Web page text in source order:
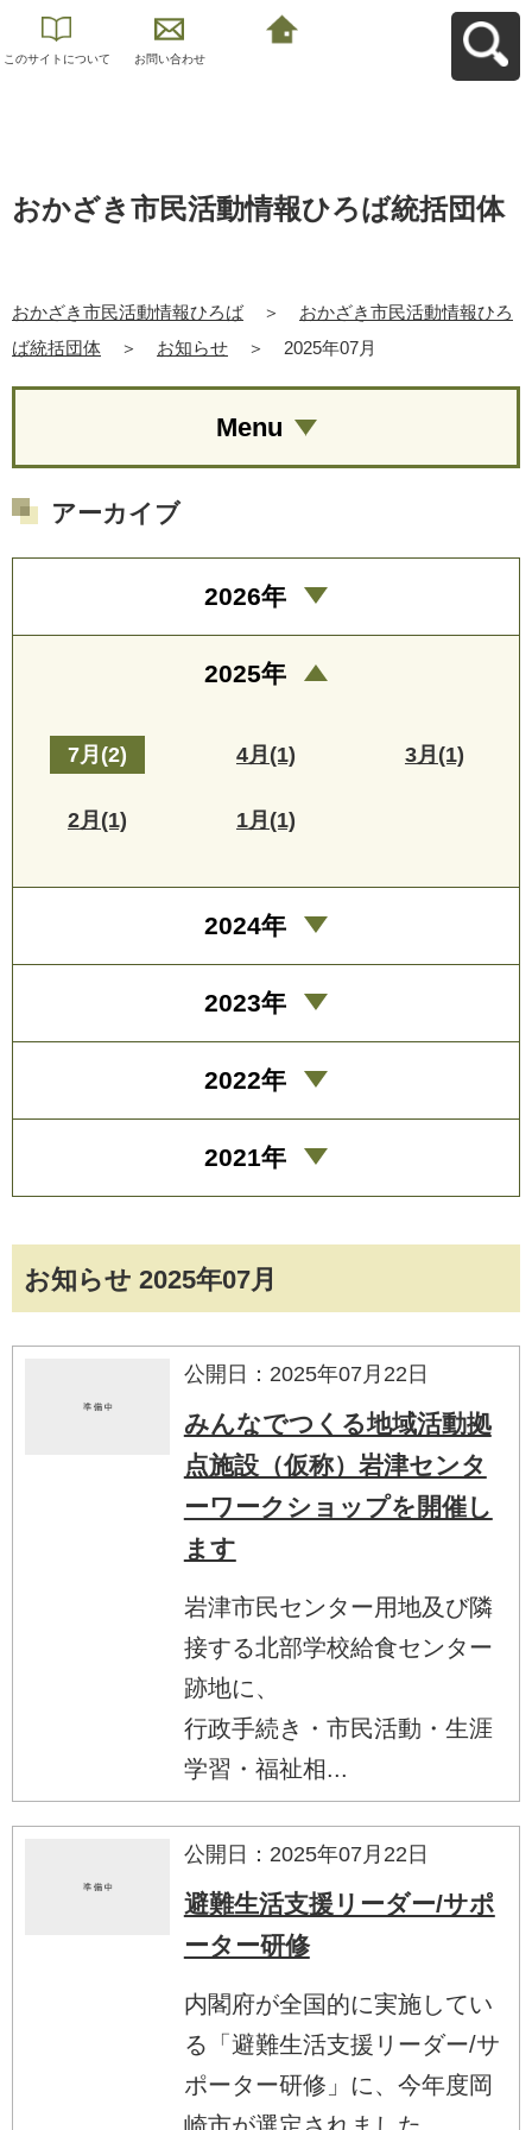
このサイトについて お問い合わせ
おかざき市民活動情報ひろば統括団体
おかざき市民活動情報ひろば ＞
おかざき市民活動情報ひろ
ば統括団体
＞ お知らせ ＞ 2025年07月
お知らせ 2025年07月
公開日：2025年07月22日
みんなでつくる地域活動拠
点施設（仮称）岩津センタ
ーワークショップを開催し
ます
岩津市民センター用地及び隣
接する北部学校給食センター
跡地に、
行政手続き・市民活動・生涯
学習・福祉相...
公開日：2025年07月22日
避難生活支援リーダー/サポ
ーター研修
内閣府が全国的に実施してい
る「避難生活支援リーダー/サ
ポーター研修」に、今年度岡
Menu
アーカイブ
2026年
2025年
7月(2) 4月(1) 3月(1)
2月(1) 1月(1)
2024年
2023年
2022年
2021年